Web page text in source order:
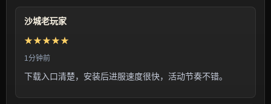
沙城老玩家
★★★★★
1分钟前
下载入口清楚，安装后进服速度很快，活动节奏不错。